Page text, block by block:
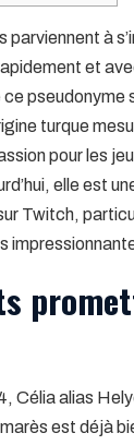
parviennent à
et
pseudonyme
turque
pour les
elle est
Twitch,
Célia alias
est déjà